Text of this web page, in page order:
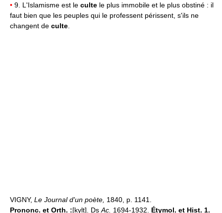
• 9. L'Islamisme est le culte le plus immobile et le plus obstiné : il
faut bien que les peuples qui le professent périssent, s'ils ne
changent de culte.
VIGNY, Le Journal d'un poète, 1840, p. 1141.
Prononc. et Orth. :[kylt]. DsAc. 1694-1932. Étymol. et Hist. 1.